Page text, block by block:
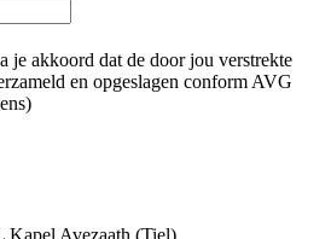
je akkoord dat de door jou verstrekte
en opgeslagen conform AVG
Kapel Avezaath (Tiel)